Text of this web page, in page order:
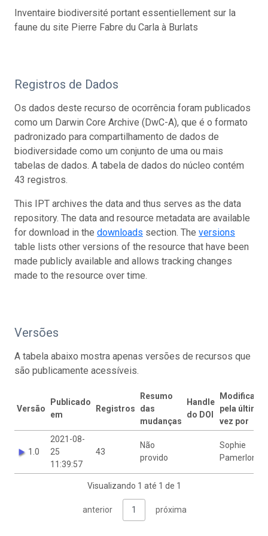
Inventaire biodiversité portant essentiellement sur la
faune du site Pierre Fabre du Carla à Burlats
Registros de Dados
Os dados deste recurso de ocorrência foram publicados
como um Darwin Core Archive (DwC-A), que é o formato
padronizado para compartilhamento de dados de
biodiversidade como um conjunto de uma ou mais
tabelas de dados. A tabela de dados do núcleo contém
43 registros.
This IPT archives the data and thus serves as the data
repository. The data and resource metadata are available
for download in the downloads section. The versions
table lists other versions of the resource that have been
made publicly available and allows tracking changes
made to the resource over time.
Versões
A tabela abaixo mostra apenas versões de recursos que
são publicamente acessíveis.
Versão
Publicado
em
Registros
Resumo
das
mudanças
Handle
do DOI
Modificado
pela última
vez por
1.0
2021-08-
25
11:39:57
43
Não
provido
Sophie
Pamerlon
Visualizando 1 até 1 de 1
anterior 1 próxima